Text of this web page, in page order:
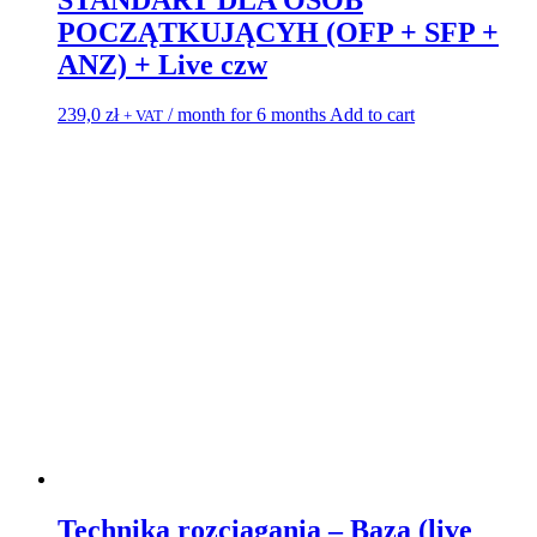
POCZĄTKUJĄCYH (OFP + SFP +
ANZ) + Live czw
239,0 zł + VAT / month for 6 monthsAdd to cart
Technika rozciągania – Baza (live